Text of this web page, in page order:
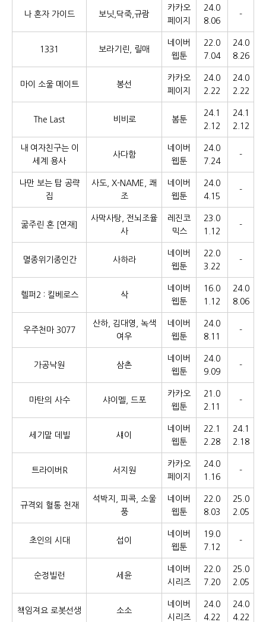
나 혼자 가이드 보닛,닥죽,규람
카카오
페이지
24.0
8.06
-
1331 보라기린, 릴매
네이버
웹툰
22.0
7.04
24.0
8.26
마이 소울 메이트 봉선
카카오
페이지
24.0
2.22
24.0
2.22
The Last 비비로 봄툰
24.1
2.12
24.1
2.12
내 여자친구는 이
세계 용사
사다함
네이버
웹툰
24.0
7.24
-
나만 보는 탑 공략
집
사도, X-NAME, 쾌
조
네이버
웹툰
24.0
4.15
-
굶주린 혼 [연재]
사막사탕, 전뇌조율
사
레진코
믹스
23.0
1.12
-
멸종위기종인간 사하라
네이버
웹툰
22.0
3.22
-
헬퍼2 : 킬베로스 삭
네이버
웹툰
16.0
1.12
24.0
8.06
우주천마 3077
산하, 김대영, 녹색
여우
네이버
웹툰
24.0
8.11
-
가공낙원 삼촌
네이버
웹툰
24.0
9.09
-
마탄의 사수 샤이멜, 드포
카카오
웹툰
21.0
2.11
-
세기말 데빌 섀이
네이버
웹툰
22.1
2.28
24.1
2.18
트라이버R 서지원
카카오
페이지
24.0
1.16
-
규격외 혈통 천재
석박지, 피콕, 소울
풍
네이버
웹툰
22.0
8.03
25.0
2.05
초인의 시대 섭이
네이버
웹툰
19.0
7.12
-
순정빌런 세윤
네이버
시리즈
22.0
7.20
25.0
2.05
책임져요 로봇선생 소소
네이버
시리즈
24.0
4.22
24.0
4.22